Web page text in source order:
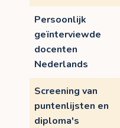
Persoonlijk
geïnterviewde
docenten
Nederlands
Screening van
puntenlijsten en
diploma's